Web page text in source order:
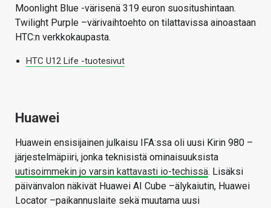
Moonlight Blue -värisenä 319 euron suositushintaan.
Twilight Purple –värivaihtoehto on tilattavissa ainoastaan
HTC:n verkkokaupasta.
HTC U12 Life -tuotesivut
Huawei
Huawein ensisijainen julkaisu IFA:ssa oli uusi Kirin 980 –
järjestelmäpiiri, jonka teknisistä ominaisuuksista
uutisoimmekin jo varsin kattavasti io-techissä. Lisäksi
päivänvalon näkivät Huawei AI Cube –älykaiutin, Huawei
Locator –paikannuslaite sekä muutama uusi